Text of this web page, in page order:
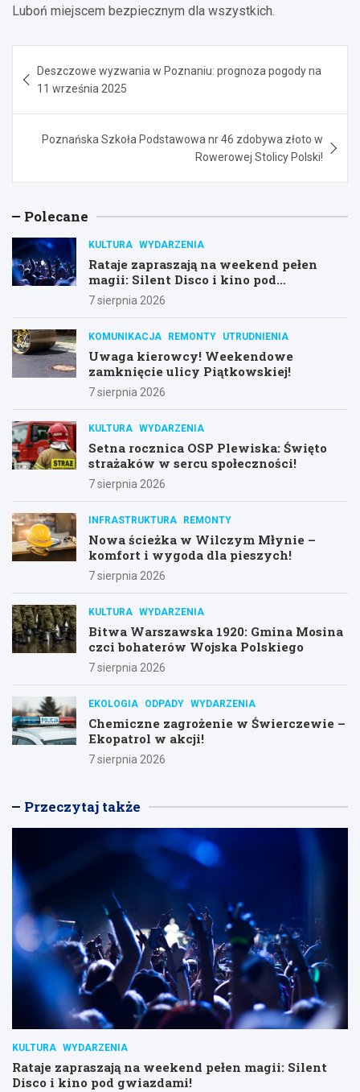
Luboń miejscem bezpiecznym dla wszystkich.
wpisu
Deszczowe wyzwania w Poznaniu: prognoza pogody na
11 września 2025
Poznańska Szkoła Podstawowa nr 46 zdobywa złoto w
Rowerowej Stolicy Polski!
Polecane
KULTURA WYDARZENIA
Rataje zapraszają na weekend pełen
magii: Silent Disco i kino pod
gwiazdami!
7 sierpnia 2026
KOMUNIKACJA REMONTY UTRUDNIENIA
Uwaga kierowcy! Weekendowe
zamknięcie ulicy Piątkowskiej!
7 sierpnia 2026
KULTURA WYDARZENIA
Setna rocznica OSP Plewiska: Święto
strażaków w sercu społeczności!
7 sierpnia 2026
INFRASTRUKTURA REMONTY
Nowa ścieżka w Wilczym Młynie –
komfort i wygoda dla pieszych!
7 sierpnia 2026
KULTURA WYDARZENIA
Bitwa Warszawska 1920: Gmina Mosina
czci bohaterów Wojska Polskiego
7 sierpnia 2026
EKOLOGIA ODPADY WYDARZENIA
Chemiczne zagrożenie w Świerczewie –
Ekopatrol w akcji!
7 sierpnia 2026
Przeczytaj także
KULTURA WYDARZENIA
Rataje zapraszają na weekend pełen magii: Silent
Disco i kino pod gwiazdami!